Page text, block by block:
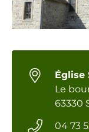
Église
Le
63330
04 73